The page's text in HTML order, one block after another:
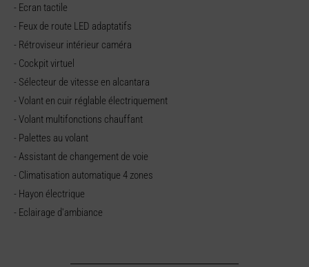
- Ecran tactile
- Feux de route LED adaptatifs
- Rétroviseur intérieur caméra
- Cockpit virtuel
- Sélecteur de vitesse en alcantara
- Volant en cuir réglable électriquement
- Volant multifonctions chauffant
- Palettes au volant
- Assistant de changement de voie
- Climatisation automatique 4 zones
- Hayon électrique
- Eclairage d'ambiance